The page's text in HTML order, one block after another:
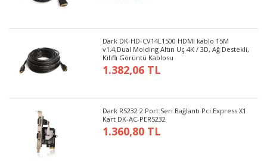
Dark DK-HD-CV14L1500 HDMI kablo 15M
v1.4,Dual Molding Altın Uç 4K / 3D, Ağ Destekli,
Kılıflı Görüntü Kablosu
1.382,06 TL
Dark RS232 2 Port Seri Bağlantı Pci Express X1
Kart DK-AC-PERS232
1.360,80 TL